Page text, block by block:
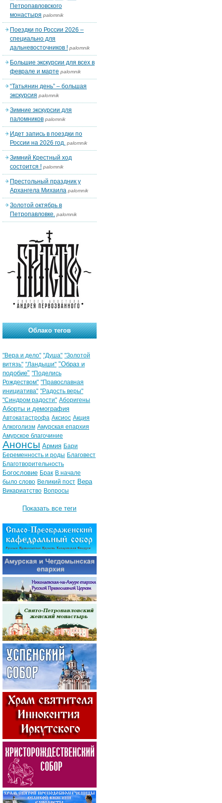
Петропавловского
монастыря palomnik
Поездки по России 2026 –
специально для
дальневосточников ! palomnik
Большие экскурсии для всех в
феврале и марте palomnik
“Татьянин день” – большая
экскурсия palomnik
Зимние экскурсии для
паломников palomnik
Идет запись в поездки по
России на 2026 год. palomnik
Зимний Крестный ход
состоится ! palomnik
Престольный праздник у
Архангела Михаила palomnik
Золотой октябрь в
Петропавловке. palomnik
Облако тегов
"Вера и дело" "Душа" "Золотой
витязь" "Ландыши" "Образ и
подобие" "Поделись
Рождеством" "Православная
инициатива" "Радость веры"
"Синдром радости" Аборигены
Аборты и демография
Автокатастрофа Аксиос Акция
Алкоголизм Амурская епархия
Амурское благочиние
Анонсы Армия Бари
Беременность и роды Благовест
Благотворительность
Богословие Брак В начале
было слово Великий пост Вера
Викариатство Вопросы
Показать все теги